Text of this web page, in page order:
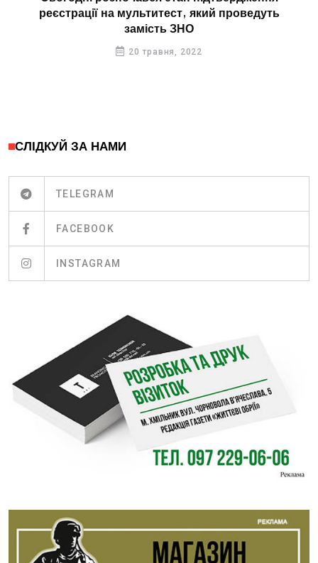
реєстрації на мультитест, який проведуть
замість ЗНО
20 травня, 2022
СЛІДКУЙ ЗА НАМИ
TELEGRAM
FACEBOOK
INSTAGRAM